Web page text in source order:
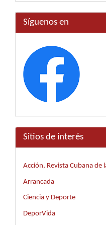
Síguenos en
Sitios de interés
Acción, Revista Cubana de
Arrancada
Ciencia y Deporte
DeporVida